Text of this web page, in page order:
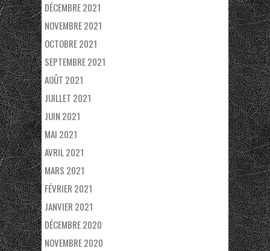
DÉCEMBRE 2021
NOVEMBRE 2021
OCTOBRE 2021
SEPTEMBRE 2021
AOÛT 2021
JUILLET 2021
JUIN 2021
MAI 2021
AVRIL 2021
MARS 2021
FÉVRIER 2021
JANVIER 2021
DÉCEMBRE 2020
NOVEMBRE 2020